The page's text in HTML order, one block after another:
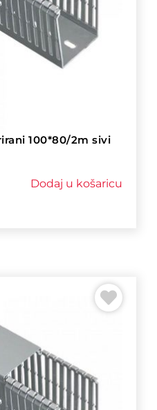
100*80/2m sivi
Dodaj u košaricu